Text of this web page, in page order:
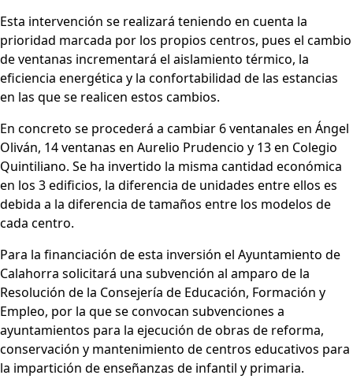
Esta intervención se realizará teniendo en cuenta la
prioridad marcada por los propios centros, pues el cambio
de ventanas incrementará el aislamiento térmico, la
eficiencia energética y la confortabilidad de las estancias
en las que se realicen estos cambios.
En concreto se procederá a cambiar 6 ventanales en Ángel
Oliván, 14 ventanas en Aurelio Prudencio y 13 en Colegio
Quintiliano. Se ha invertido la misma cantidad económica
en los 3 edificios, la diferencia de unidades entre ellos es
debida a la diferencia de tamaños entre los modelos de
cada centro.
Para la financiación de esta inversión el Ayuntamiento de
Calahorra solicitará una subvención al amparo de la
Resolución de la Consejería de Educación, Formación y
Empleo, por la que se convocan subvenciones a
ayuntamientos para la ejecución de obras de reforma,
conservación y mantenimiento de centros educativos para
la impartición de enseñanzas de infantil y primaria.